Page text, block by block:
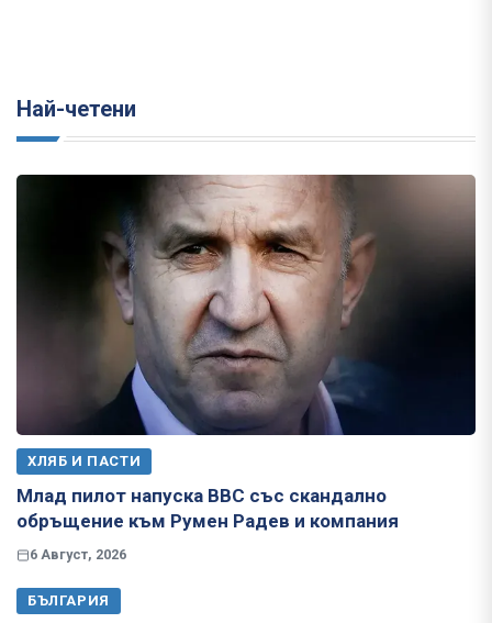
Най-четени
ХЛЯБ И ПАСТИ
Млад пилот напуска ВВС със скандално
обръщение към Румен Радев и компания
6 Август, 2026
БЪЛГАРИЯ